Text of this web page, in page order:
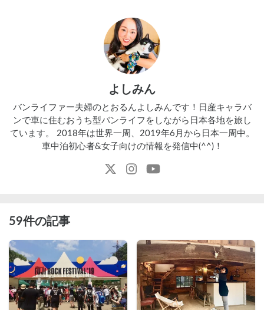
よしみん
バンライファー夫婦のとおるんよしみんです！日産キャラバ
ンで車に住むおうち型バンライフをしながら日本各地を旅し
ています。 2018年は世界一周、2019年6月から日本一周中。
車中泊初心者&女子向けの情報を発信中(^^)！
59件の記事